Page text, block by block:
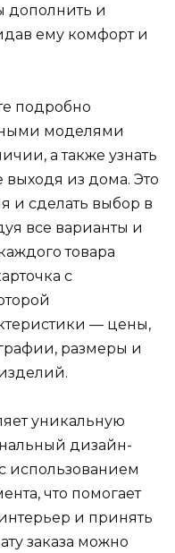
дополнить и
ему комфорт и
подробно
моделями
а также узнать
выходя из дома. Это
и сделать выбор в
все варианты и
товара
с
— цены,
размеры и
уникальную
дизайн-
использованием
что помогает
и принять
заказа можно